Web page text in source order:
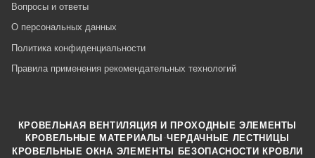
Вопросы и ответы
О персональных данных
Политика конфиденциальности
Правила применения рекомендательных технологий
КРОВЕЛЬНАЯ ВЕНТИЛЯЦИЯ И ПРОХОДНЫЕ ЭЛЕМЕНТЫ
КРОВЕЛЬНЫЕ МАТЕРИАЛЫ ·ЧЕРДАЧНЫЕ ЛЕСТНИЦЫ
КРОВЕЛЬНЫЕ ОКНА ·ЭЛЕМЕНТЫ БЕЗОПАСНОСТИ КРОВЛИ